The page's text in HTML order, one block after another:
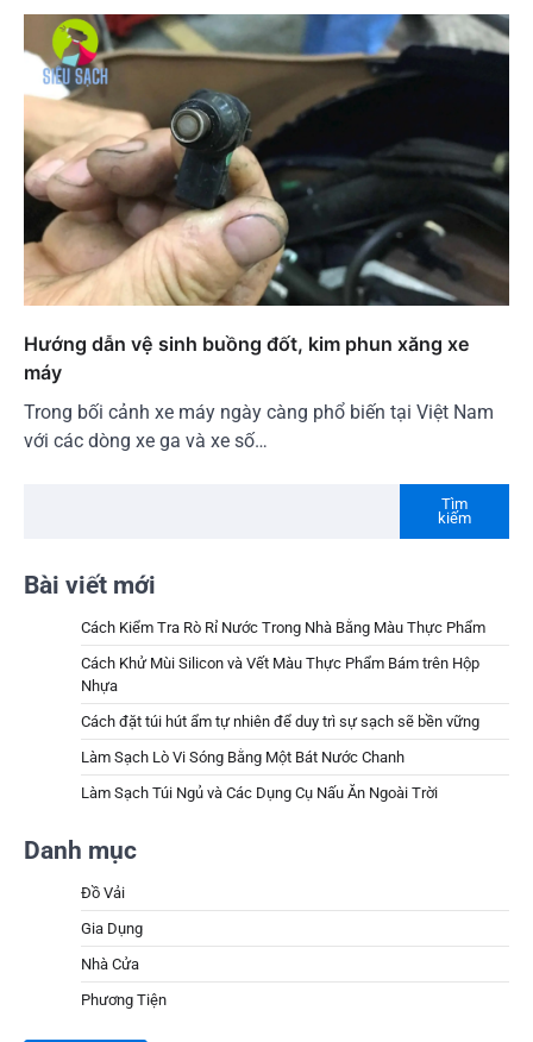
Hướng dẫn vệ sinh buồng đốt, kim phun xăng xe
máy
Trong bối cảnh xe máy ngày càng phổ biến tại Việt Nam
với các dòng xe ga và xe số…
Tìm
kiếm
Bài viết mới
Cách Kiểm Tra Rò Rỉ Nước Trong Nhà Bằng Màu Thực Phẩm
Cách Khử Mùi Silicon và Vết Màu Thực Phẩm Bám trên Hộp
Nhựa
Cách đặt túi hút ẩm tự nhiên để duy trì sự sạch sẽ bền vững
Làm Sạch Lò Vi Sóng Bằng Một Bát Nước Chanh
Làm Sạch Túi Ngủ và Các Dụng Cụ Nấu Ăn Ngoài Trời
Danh mục
Đồ Vải
Gia Dụng
Nhà Cửa
Phương Tiện